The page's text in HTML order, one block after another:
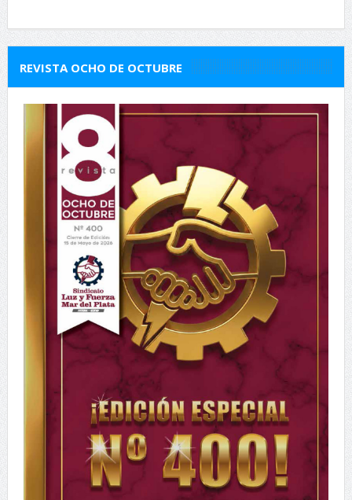
REVISTA OCHO DE OCTUBRE